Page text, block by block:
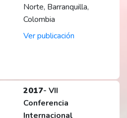
Norte, Barranquilla,
Colombia
Ver publicación
2017- VII
Conferencia
Internacional